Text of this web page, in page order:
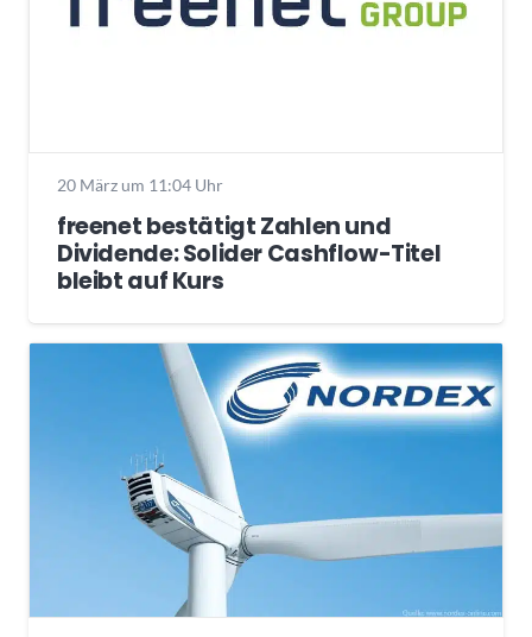
20 März um 11:04 Uhr
freenet bestätigt Zahlen und
Dividende: Solider Cashflow-Titel
bleibt auf Kurs